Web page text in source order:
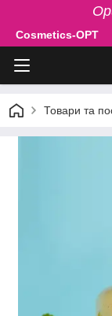
Cosmetics-OPT
Товари та